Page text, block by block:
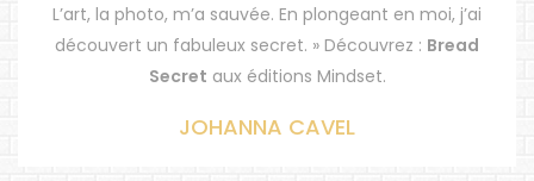
L’art, la photo, m’a sauvée. En plongeant en moi, j’ai
découvert un fabuleux secret. » Découvrez : Bread
Secret aux éditions Mindset.
JOHANNA CAVEL